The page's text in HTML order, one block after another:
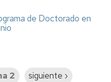
de Doctorado en
2
Siguiente
siguiente ›